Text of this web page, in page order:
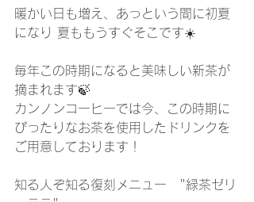
暖かい日も増え、あっという間に初夏
になり 夏ももうすぐそこです☀️
毎年この時期になると美味しい新茶が
摘まれます🍃
カンノンコーヒーでは今、この時期に
ぴったりなお茶を使用したドリンクを
ご用意しております！
知る人ぞ知る復刻メニュー　"緑茶ゼリ